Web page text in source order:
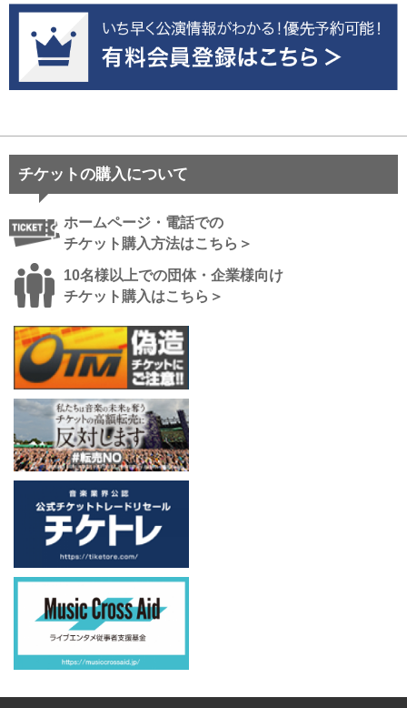
チケットの購入について
ホームページ・電話での
チケット購入方法はこちら＞
10名様以上での団体・企業様向け
チケット購入はこちら＞